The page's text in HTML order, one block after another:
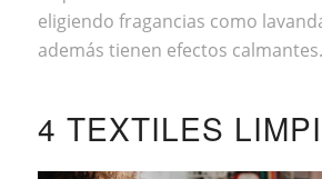
eligiendo fragancias como
además tienen efectos calmantes.
4 TEXTILES